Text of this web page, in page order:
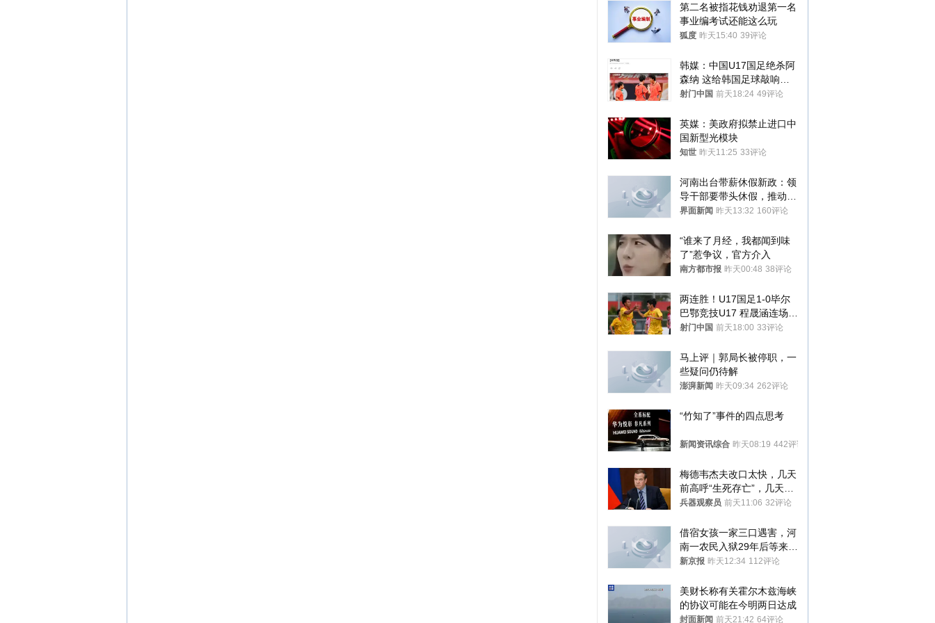
第二名被指花钱劝退第一名
事业编考试还能这么玩
狐度 昨天15:40 39评论
韩媒：中国U17国足绝杀阿
森纳 这给韩国足球敲响了
警钟
射门中国 前天18:24 49评论
英媒：美政府拟禁止进口中
国新型光模块
知世 昨天11:25 33评论
河南出台带薪休假新政：领
导干部要带头休假，推动全
员应休尽休、休满休足
界面新闻 昨天13:32 160评论
“谁来了月经，我都闻到味
了”惹争议，官方介入
南方都市报 昨天00:48 38评论
两连胜！U17国足1-0毕尔
巴鄂竞技U17 程晟涵连场破
门
射门中国 前天18:00 33评论
马上评｜郭局长被停职，一
些疑问仍待解
澎湃新闻 昨天09:34 262评论
“竹知了”事件的四点思考
新闻资讯综合 昨天08:19 442评论
梅德韦杰夫改口太快，几天
前高呼“生死存亡”，几天后
又换了一个说法
兵器观察员 前天11:06 32评论
借宿女孩一家三口遇害，河
南一农民入狱29年后等来无
罪判决
新京报 昨天12:34 112评论
美财长称有关霍尔木兹海峡
的协议可能在今明两日达成
封面新闻 前天21:42 64评论